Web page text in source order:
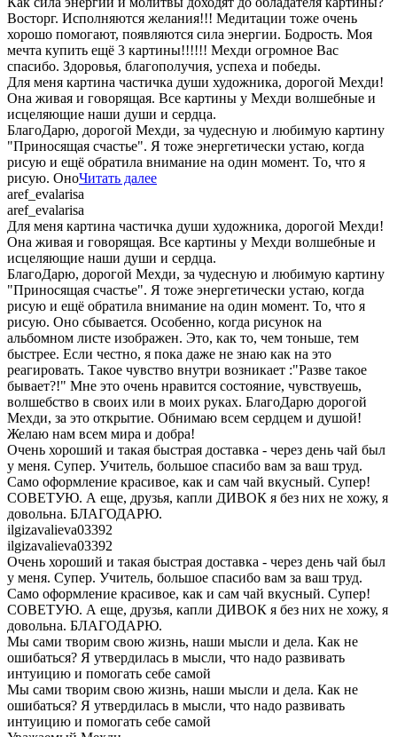
Восторг. Исполняются желания!!! Медитации тоже очень
хорошо помогают, появляются сила энергии. Бодрость. Моя
мечта купить ещё 3 картины!!!!!! Мехди огромное Вас
спасибо. Здоровья, благополучия, успеха и победы.
Для меня картина частичка души художника, дорогой Мехди!
Она живая и говорящая. Все картины у Мехди волшебные и
исцеляющие наши души и сердца.
БлагоДарю, дорогой Мехди, за чудесную и любимую картину
"Приносящая счастье". Я тоже энергетически устаю, когда
рисую и ещё обратила внимание на один момент. То, что я
рисую. ОноЧитать далее
aref_evalarisa
aref_evalarisa
Для меня картина частичка души художника, дорогой Мехди!
Она живая и говорящая. Все картины у Мехди волшебные и
исцеляющие наши души и сердца.
БлагоДарю, дорогой Мехди, за чудесную и любимую картину
"Приносящая счастье". Я тоже энергетически устаю, когда
рисую и ещё обратила внимание на один момент. То, что я
рисую. Оно сбывается. Особенно, когда рисунок на
альбомном листе изображен. Это, как то, чем тоньше, тем
быстрее. Если честно, я пока даже не знаю как на это
реагировать. Такое чувство внутри возникает :"Разве такое
бывает?!" Мне это очень нравится состояние, чувствуешь,
волшебство в своих или в моих руках. БлагоДарю дорогой
Мехди, за это открытие. Обнимаю всем сердцем и душой!
Желаю нам всем мира и добра!
Очень хороший и такая быстрая доставка - через день чай был
у меня. Супер. Учитель, большое спасибо вам за ваш труд.
Само оформление красивое, как и сам чай вкусный. Супер!
СОВЕТУЮ. А еще, друзья, капли ДИВОК я без них не хожу, я
довольна. БЛАГОДАРЮ.
ilgizavalieva03392
ilgizavalieva03392
Очень хороший и такая быстрая доставка - через день чай был
у меня. Супер. Учитель, большое спасибо вам за ваш труд.
Само оформление красивое, как и сам чай вкусный. Супер!
СОВЕТУЮ. А еще, друзья, капли ДИВОК я без них не хожу, я
довольна. БЛАГОДАРЮ.
Мы сами творим свою жизнь, наши мысли и дела. Как не
ошибаться? Я утвердилась в мысли, что надо развивать
интуицию и помогать себе самой
Мы сами творим свою жизнь, наши мысли и дела. Как не
ошибаться? Я утвердилась в мысли, что надо развивать
интуицию и помогать себе самой